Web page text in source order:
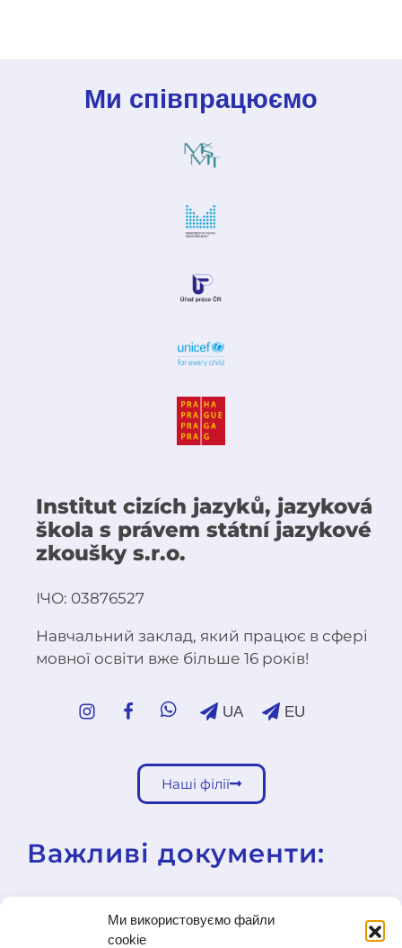
Ми використовуємо файли
cookie
Ми співпрацюємо
Institut cizích jazyků, jazyková
škola s právem státní jazykové
zkoušky s.r.o.
ІЧО: 03876527
Навчальний заклад, який працює в сфері
мовної освіти вже більше 16 років!
UA EU
Наші філії
Важливі документи: